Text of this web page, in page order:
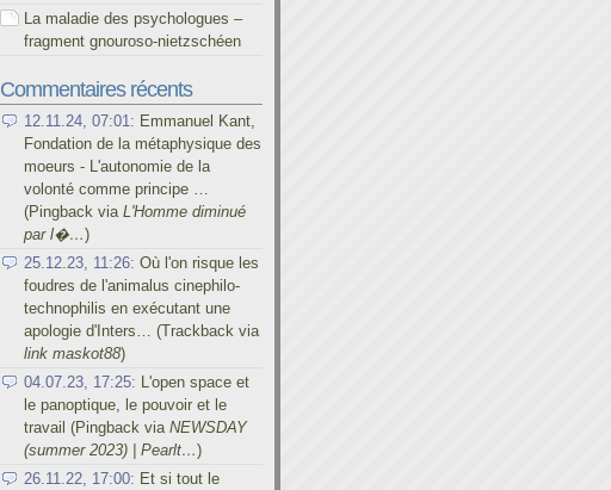
La maladie des psychologues –
fragment gnouroso-nietzschéen
Commentaires récents
12.11.24, 07:01: Emmanuel Kant,
Fondation de la métaphysique des
moeurs - L'autonomie de la
volonté comme principe …
(Pingback via L'Homme diminué
par l�…)
25.12.23, 11:26: Où l'on risque les
foudres de l'animalus cinephilo-
technophilis en exécutant une
apologie d'Inters… (Trackback via
link maskot88)
04.07.23, 17:25: L'open space et
le panoptique, le pouvoir et le
travail (Pingback via NEWSDAY
(summer 2023) | Pearlt…)
26.11.22, 17:00: Et si tout le